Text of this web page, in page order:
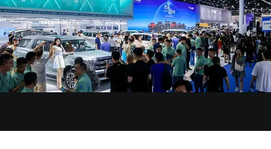
DARGO
от 3 199 000 ₽
DARGO X
от 3 499 000 ₽
Тест-драйв
Трейд-ин
КРЕДИТ И СТРАХОВАНИЕ
СЕРВИСНОЕ ОБСЛУЖИВАНИЕ
Нулевое ТО
Программа «Помощь на дороге»
Регламенты технического обслуживания
ПОДДЕРЖКА
О дилере
Наша команда
Контакты